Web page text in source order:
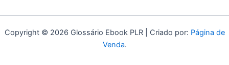
Copyright © 2026 Glossário Ebook PLR | Criado por: Página de
Venda.